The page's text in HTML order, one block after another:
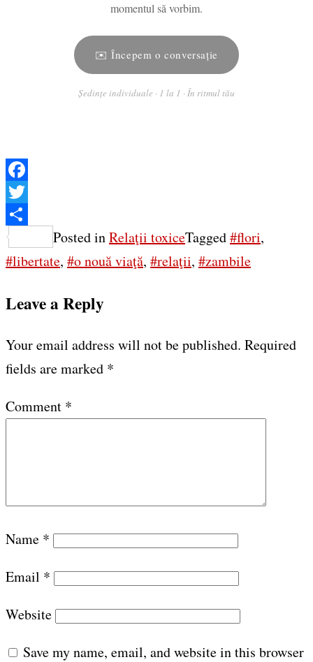
momentul să vorbim.
✉️ Începem o conversație
Ședințe individuale · 1 la 1 · În ritmul tău
Facebook
Twitter
Share
Posted inRelaţii toxiceTagged#flori,
#libertate, #o nouă viaţă, #relaţii, #zambile
Leave a Reply
Your email address will not be published. Required
fields are marked *
Comment *
Name *
Email *
Website
Save my name, email, and website in this browser